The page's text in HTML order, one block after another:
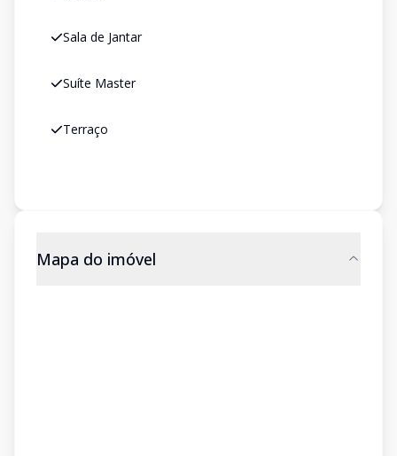
Sala de Jantar
Suíte Master
Terraço
Mapa do imóvel